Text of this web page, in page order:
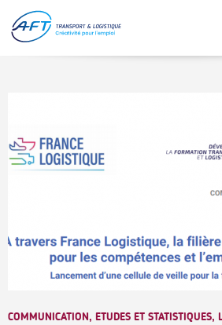
contenu
principal
COMMUNICATION, ETUDES ET STATISTIQUES,